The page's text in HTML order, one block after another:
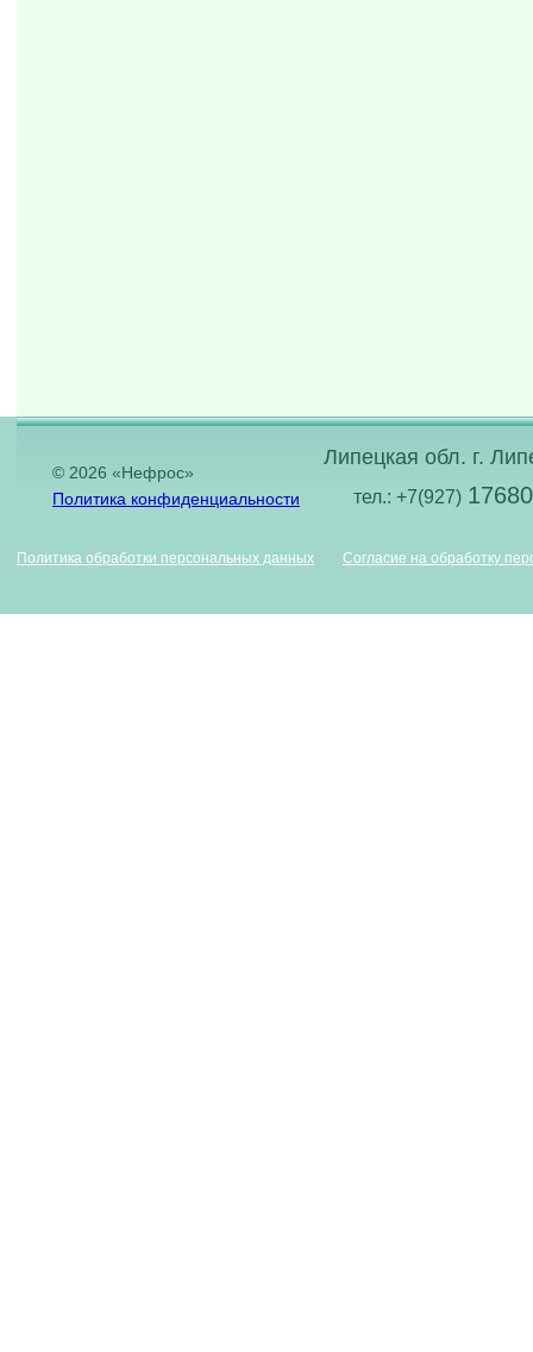
© 2026 «Нефрос»
Политика конфиденциальности
Липецкая обл. г.
тел.: +7(927)
Политика обработки персональных данных Согласие на обработку